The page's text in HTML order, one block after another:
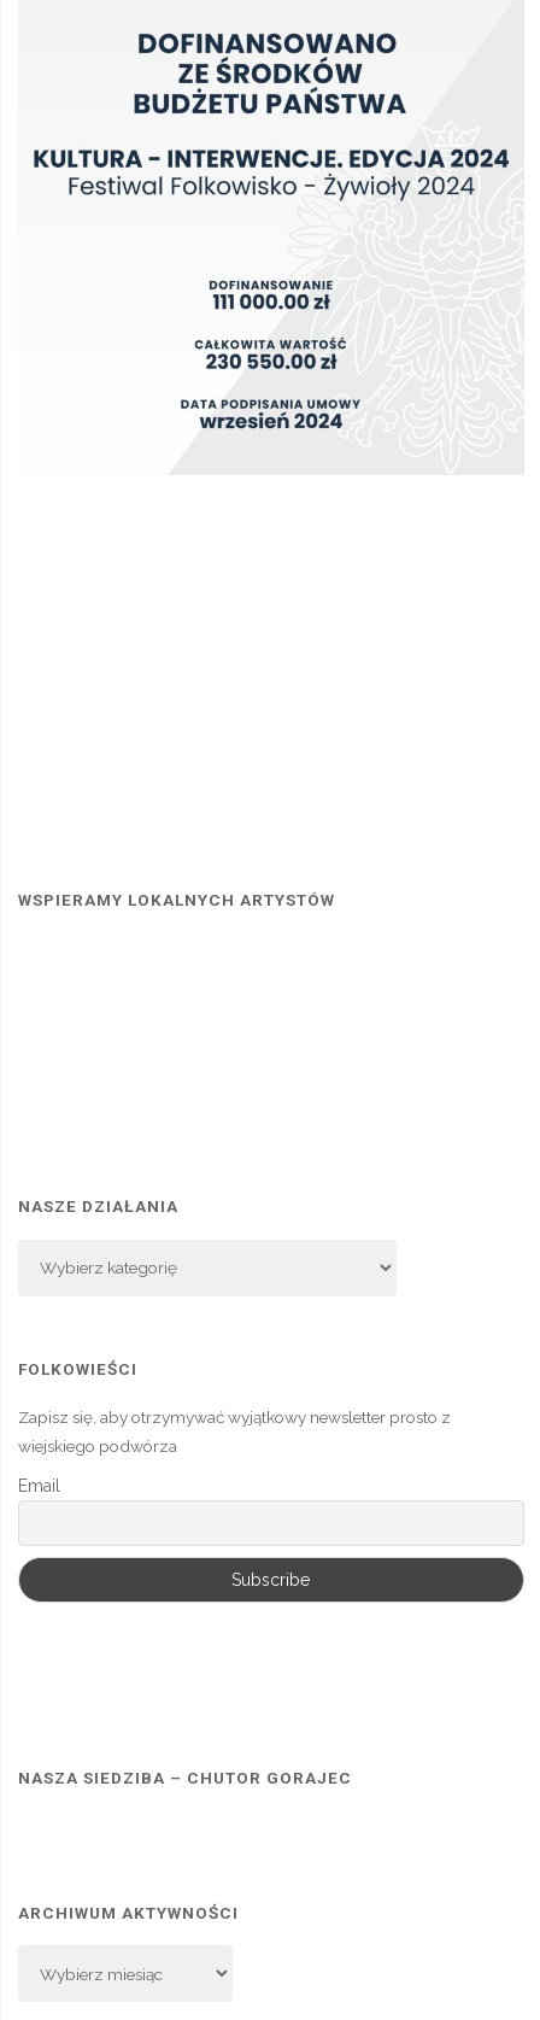
WSPIERAMY LOKALNYCH ARTYSTÓW
NASZE DZIAŁANIA
Działania
FOLKOWIEŚCI
Zapisz się, aby otrzymywać wyjątkowy newsletter prosto z
wiejskiego podwórza
Email
NASZA SIEDZIBA – CHUTOR GORAJEC
ARCHIWUM AKTYWNOŚCI
Aktywności